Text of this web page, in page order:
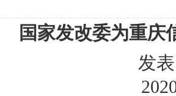
国家发改委为重庆
发